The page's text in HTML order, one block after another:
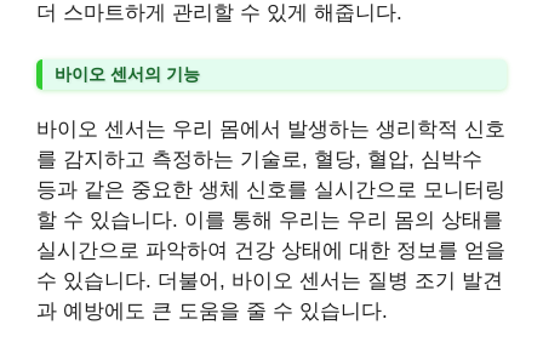
더 스마트하게 관리할 수 있게 해줍니다.
바이오 센서의 기능
바이오 센서는 우리 몸에서 발생하는 생리학적 신호
를 감지하고 측정하는 기술로, 혈당, 혈압, 심박수
등과 같은 중요한 생체 신호를 실시간으로 모니터링
할 수 있습니다. 이를 통해 우리는 우리 몸의 상태를
실시간으로 파악하여 건강 상태에 대한 정보를 얻을
수 있습니다. 더불어, 바이오 센서는 질병 조기 발견
과 예방에도 큰 도움을 줄 수 있습니다.